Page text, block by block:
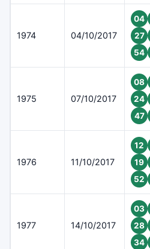
1974 04/10/2017
04
27
54
1975 07/10/2017
08
24
47
1976 11/10/2017
12
19
52
1977 14/10/2017
03
28
34